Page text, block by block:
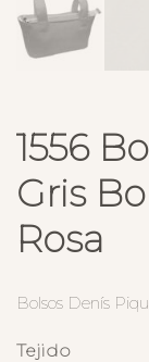
1556
Gris
Rosa
Bolsos Denís
Tejido